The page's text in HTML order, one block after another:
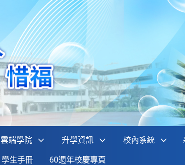
雲端學院 升學資訊 校內系統
學生手冊 60週年校慶專頁